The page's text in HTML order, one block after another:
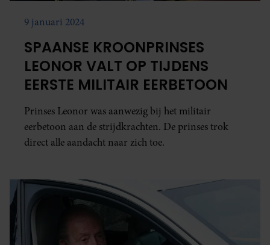
9 januari 2024
SPAANSE KROONPRINSES
LEONOR VALT OP TIJDENS
EERSTE MILITAIR EERBETOON
Prinses Leonor was aanwezig bij het militair
eerbetoon aan de strijdkrachten. De prinses trok
direct alle aandacht naar zich toe.